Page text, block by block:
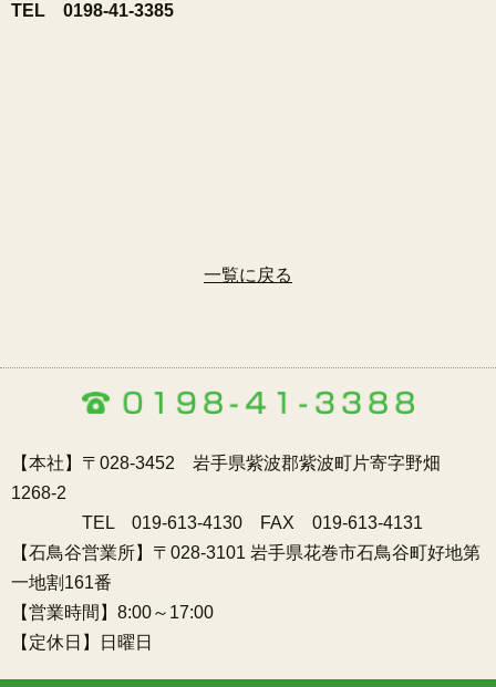
TEL 0198-41-3385
一覧に戻る
【本社】〒028-3452 岩手県紫波郡紫波町片寄字野畑
1268-2
TEL 019-613-4130 FAX 019-613-4131
【石鳥谷営業所】〒028-3101 岩手県花巻市石鳥谷町好地第
一地割161番
【営業時間】8:00～17:00
【定休日】日曜日